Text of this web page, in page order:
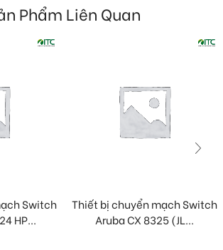
Phẩm Liên Quan
Switch
HP...
Thiết bị chuyển mạch Switch
Aruba CX 8325 (JL...